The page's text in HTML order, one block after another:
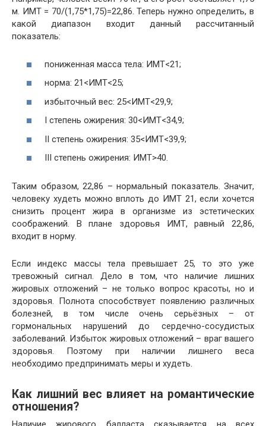
м. ИМТ = 70/(1,75*1,75)=22,86. Теперь нужно определить, в
какой диапазон входит данный рассчитанный
показатель:
пониженная масса тела: ИМТ<21;
норма: 21<ИМТ<25;
избыточный вес: 25<ИМТ<29,9;
I степень ожирения: 30<ИМТ<34,9;
II степень ожирения: 35<ИМТ<39,9;
III степень ожирения: ИМТ>40.
Таким образом, 22,86 – нормальный показатель. Значит,
человеку худеть можно вплоть до ИМТ 21, если хочется
снизить процент жира в организме из эстетических
соображений. В плане здоровья ИМТ, равный 22,86,
входит в норму.
Если индекс массы тела превышает 25, то это уже
тревожный сигнал. Дело в том, что наличие лишних
жировых отложений – не только вопрос красоты, но и
здоровья. Полнота способствует появлению различных
болезней, в том числе очень серьёзных – от
гормональных нарушений до сердечно-сосудистых
заболеваний. Избыток жировых отложений – враг вашего
здоровья. Поэтому при наличии лишнего веса
необходимо предпринимать меры и худеть.
Как лишний вес влияет на романтические
отношения?